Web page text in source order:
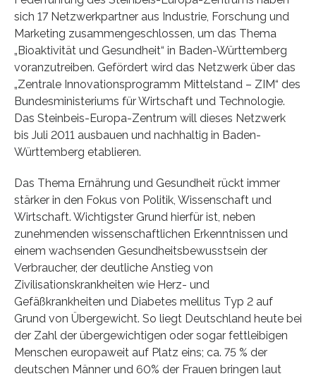
sich 17 Netzwerkpartner aus Industrie, Forschung und
Marketing zusammengeschlossen, um das Thema
„Bioaktivität und Gesundheit“ in Baden-Württemberg
voranzutreiben. Gefördert wird das Netzwerk über das
„Zentrale Innovationsprogramm Mittelstand – ZIM“ des
Bundesministeriums für Wirtschaft und Technologie.
Das Steinbeis-Europa-Zentrum will dieses Netzwerk
bis Juli 2011 ausbauen und nachhaltig in Baden-
Württemberg etablieren.
Das Thema Ernährung und Gesundheit rückt immer
stärker in den Fokus von Politik, Wissenschaft und
Wirtschaft. Wichtigster Grund hierfür ist, neben
zunehmenden wissenschaftlichen Erkenntnissen und
einem wachsenden Gesundheitsbewusstsein der
Verbraucher, der deutliche Anstieg von
Zivilisationskrankheiten wie Herz- und
Gefäßkrankheiten und Diabetes mellitus Typ 2 auf
Grund von Übergewicht. So liegt Deutschland heute bei
der Zahl der übergewichtigen oder sogar fettleibigen
Menschen europaweit auf Platz eins; ca. 75 % der
deutschen Männer und 60% der Frauen bringen laut